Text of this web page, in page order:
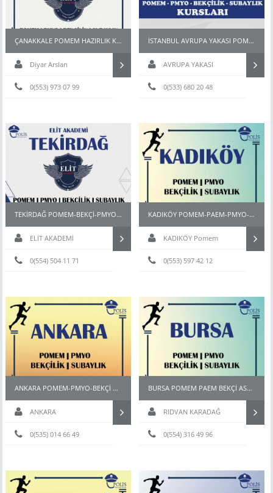
ÇANAKKALE POMEM HAZIRLIK KURSU
Diyar Arslan
0(553) 973 07 99
İSTANBUL AVRUPA YAKASI POMEM PARKURU
AVRUPA YAKASI
0(533) 680 20 48
TEKİRDAĞ POMEM-BEKÇİ-PMYO-PÖH- HAZIRLIK KURSU
ELİT AKADEMİ
0(554) 504 11 71
KADIKÖY POMEM-PAEM-PMYO-PÖH- HAZIRLIK KURSU
KADIKÖY Pomem
Hazırlık0(553) 597 42 12
ANKARA POMEM-PMYO-BEKÇİ HAZIRLIK KURSU
ANKARA
0(535) 014 66 49
BURSA POMEM PAEM BEKÇİ ASTSUBAY HAZIRLIK KURSU
RIDVAN KARADAĞ
0(554) 316 49 96